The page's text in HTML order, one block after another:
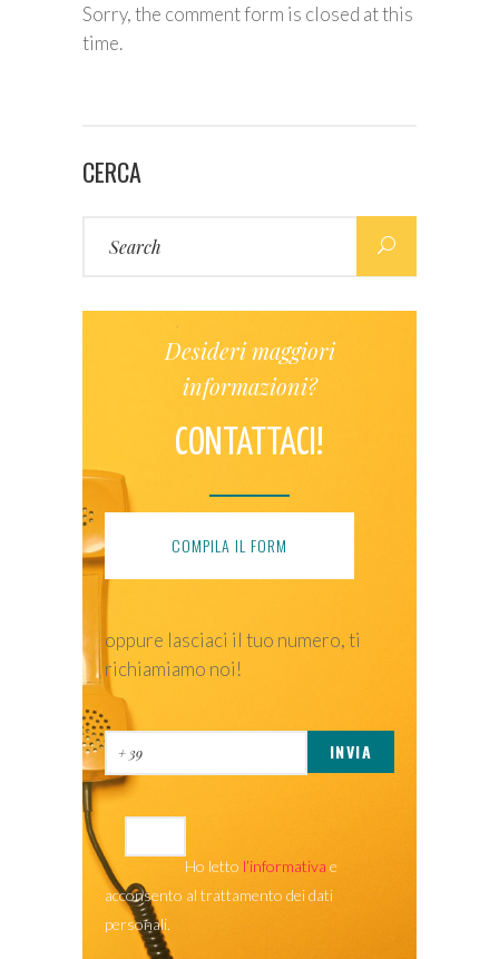
Sorry, the comment form is closed at this
time.
CERCA
for:
Desideri maggiori
informazioni?
CONTATTACI!
COMPILA IL FORM
oppure lasciaci il tuo numero, ti
richiamiamo noi!
Ho letto l’informativa e
acconsento al trattamento dei dati
personali.